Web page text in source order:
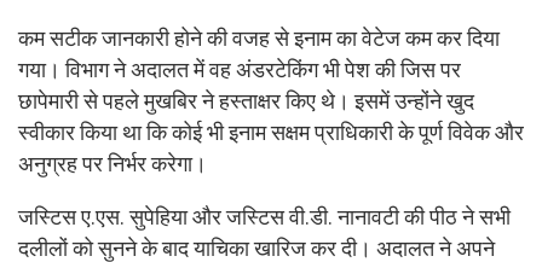
कम सटीक जानकारी होने की वजह से इनाम का वेटेज कम कर दिया
गया। विभाग ने अदालत में वह अंडरटेकिंग भी पेश की जिस पर
छापेमारी से पहले मुखबिर ने हस्ताक्षर किए थे। इसमें उन्होंने खुद
स्वीकार किया था कि कोई भी इनाम सक्षम प्राधिकारी के पूर्ण विवेक और
अनुग्रह पर निर्भर करेगा।
जस्टिस ए.एस. सुपेहिया और जस्टिस वी.डी. नानावटी की पीठ ने सभी
दलीलों को सुनने के बाद याचिका खारिज कर दी। अदालत ने अपने